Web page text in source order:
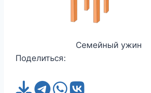
Семейный ужин
Поделиться: